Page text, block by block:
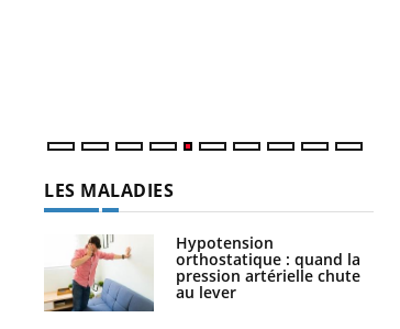
LES MALADIES
Hypotension
orthostatique : quand la
pression artérielle chute
au lever